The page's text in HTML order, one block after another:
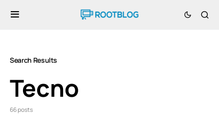
Search Results
Tecno
66 posts